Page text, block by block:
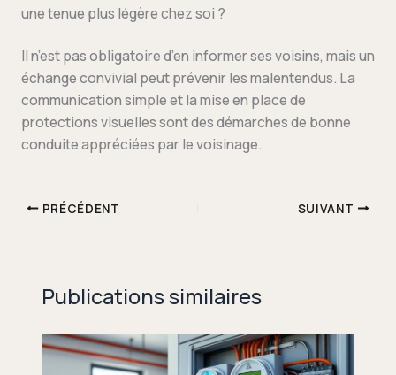
une tenue plus légère chez soi ?
Il n’est pas obligatoire d’en informer ses voisins, mais un
échange convivial peut prévenir les malentendus. La
communication simple et la mise en place de
protections visuelles sont des démarches de bonne
conduite appréciées par le voisinage.
PRÉCÉDENT SUIVANT
Publications similaires